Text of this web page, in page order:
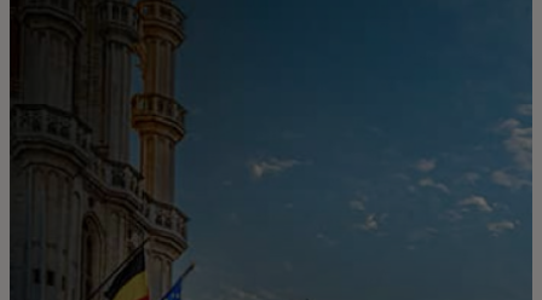
För er
För företag
För världen
För innovatörer